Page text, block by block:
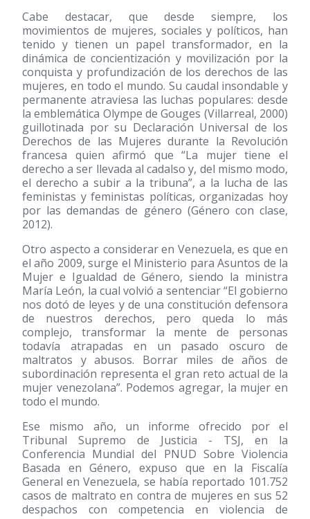
Cabe destacar, que desde siempre, los
movimientos de mujeres, sociales y políticos, han
tenido y tienen un papel transformador, en la
dinámica de concientización y movilización por la
conquista y profundización de los derechos de las
mujeres, en todo el mundo. Su caudal insondable y
permanente atraviesa las luchas populares: desde
la emblemática Olympe de Gouges (Villarreal, 2000)
guillotinada por su Declaración Universal de los
Derechos de las Mujeres durante la Revolución
francesa quien afirmó que “La mujer tiene el
derecho a ser llevada al cadalso y, del mismo modo,
el derecho a subir a la tribuna”, a la lucha de las
feministas y feministas políticas, organizadas hoy
por las demandas de género (Género con clase,
2012).
Otro aspecto a considerar en Venezuela, es que en
el año 2009, surge el Ministerio para Asuntos de la
Mujer e Igualdad de Género, siendo la ministra
María León, la cual volvió a sentenciar “El gobierno
nos dotó de leyes y de una constitución defensora
de nuestros derechos, pero queda lo más
complejo, transformar la mente de personas
todavía atrapadas en un pasado oscuro de
maltratos y abusos. Borrar miles de años de
subordinación representa el gran reto actual de la
mujer venezolana”. Podemos agregar, la mujer en
todo el mundo.
Ese mismo año, un informe ofrecido por el
Tribunal Supremo de Justicia - TSJ, en la
Conferencia Mundial del PNUD Sobre Violencia
Basada en Género, expuso que en la Fiscalía
General en Venezuela, se había reportado 101.752
casos de maltrato en contra de mujeres en sus 52
despachos con competencia en violencia de